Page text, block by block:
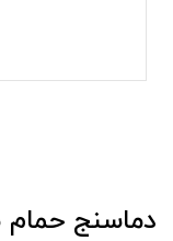
دماسنج حمام